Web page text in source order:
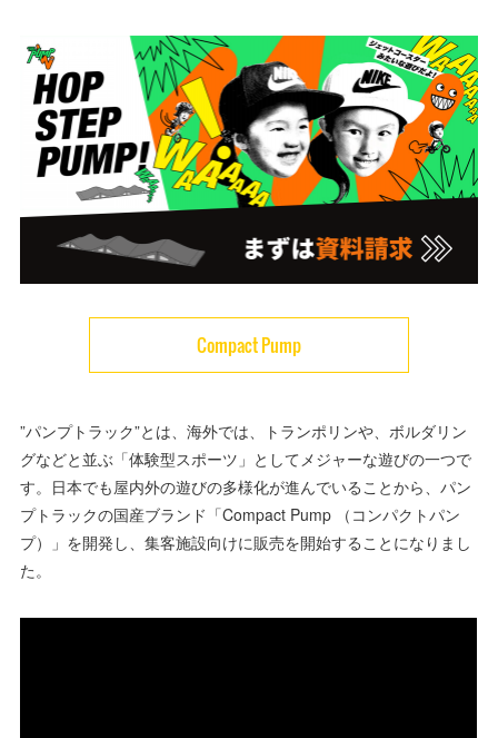
Compact Pump
”パンプトラック”とは、海外では、トランポリンや、ボルダリン
グなどと並ぶ「体験型スポーツ」としてメジャーな遊びの一つで
す。日本でも屋内外の遊びの多様化が進んでいることから、パン
プトラックの国産ブランド「Compact Pump （コンパクトパン
プ）」を開発し、集客施設向けに販売を開始することになりまし
た。